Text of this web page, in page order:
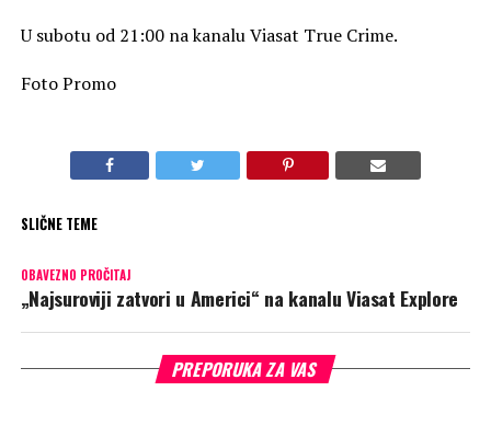
U subotu od 21:00 na kanalu Viasat True Crime.
Foto Promo
SLIČNE TEME
OBAVEZNO PROČITAJ
„Najsuroviji zatvori u Americi“ na kanalu Viasat Explore
PREPORUKA ZA VAS